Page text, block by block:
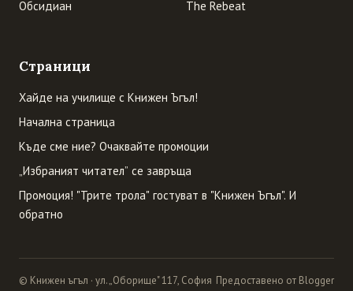
Обсидиан
The Rebeat
Страници
Хайде на училище с Книжен Ъгъл!
Начална страница
Къде сме ние? Очаквайте промоции
„Избраният читател” се завръща
Промоция! "Трите трола" гостуват в "Книжен Ъгъл". И
обратно
© Книжен ъгъл · ул. „Оборище" 117, София Предоставено от Blogger